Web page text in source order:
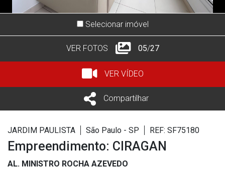
Selecionar imóvel
VER FOTOS 05/27
VER VÍDEO
Compartilhar
JARDIM PAULISTA São Paulo - SP REF: SF75180
Empreendimento: CIRAGAN
AL. MINISTRO ROCHA AZEVEDO